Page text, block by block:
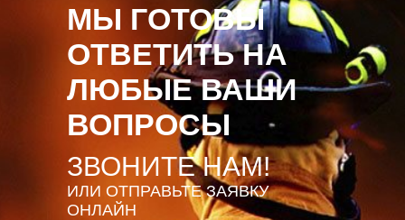
МЫ ГОТОВЫ
ОТВЕТИТЬ НА
ЛЮБЫЕ ВАШИ
ВОПРОСЫ
ЗВОНИТЕ НАМ!
ИЛИ ОТПРАВЬТЕ ЗАЯВКУ
ОНЛАЙН